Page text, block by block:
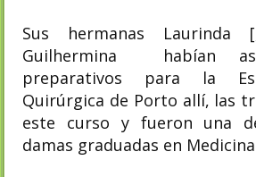
Sus hermanas
Guilhermina habían
preparativos para la
Quirúrgica de Porto allí, las
este curso y fueron una
damas graduadas en